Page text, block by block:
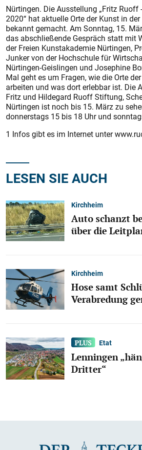
Nürtingen. Die Ausstellung „Fritz Ruoff
2020“ hat aktuelle Orte der Kunst in
bekannt gemacht. Am Sonntag, 15.
das abschließende Gespräch statt mit
der Freien Kunstakademie Nürtingen,
Junker von der Hochschule für
Nürtingen-Geislingen und Josephine
Mal geht es um Fragen, wie die Orte
arbeiten und was dort erlebbar ist. Die
Fritz und Hildegard Ruoff Stiftung,
Nürtingen ist noch bis 15. März zu
donnerstags 15 bis 18 Uhr und
1 Infos gibt es im Internet unter
LESEN SIE AUCH
Kirchheim
Auto schanzt
über die
Kirchheim
Hose samt
Verabredung
Etat
Lenningen
Dritter“